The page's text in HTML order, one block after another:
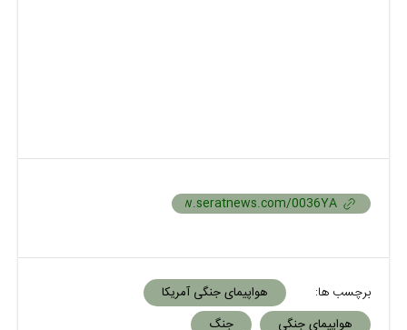
برچسب ها:
هواپیمای جنگی آمریکا
هواپیمای جنگی
جنگ